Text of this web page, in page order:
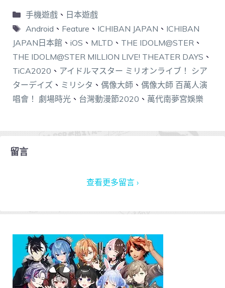
手機遊戲、 日本遊戲
Android 、 Feature 、 ICHIBAN JAPAN 、 ICHIBAN
JAPAN日本館 、 iOS 、 MLTD 、 THE IDOLM@STER 、
THE IDOLM@STER MILLION LIVE! THEATER DAYS 、
TiCA2020 、 アイドルマスター ミリオンライブ！ シア
ターデイズ 、 ミリシタ 、 偶像大師 、 偶像大師 百萬人演
唱會！ 劇場時光 、 台灣動漫節2020 、 萬代南夢宮娛樂
留言
查看更多留言 ›